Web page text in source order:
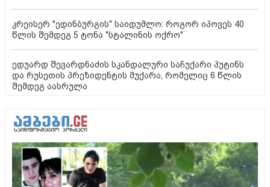
კრეისერ "ედინბურგის" საიდუმლო: როგორ იპოვეს 40
წლის შემდეგ 5 ტონა "სტალინის ოქრო"
ედუარდ შევარდნაძის სკანდალური საჩუქარი პუტინს
და რუსეთის პრეზიდენტის მუქარა, რომელიც 6 წლის
შემდეგ აასრულა